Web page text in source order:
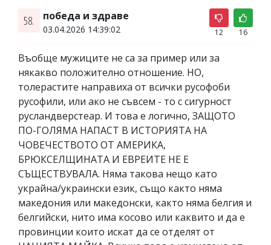
58. победа и здраве
03.04.2026 14:39:02 12 16
Въобще мужиците не са за пример или за
някакво положително отношение. НО,
толерастите направиха от всички русофоби
русофили, или ако не съвсем - то с сигурност
русландверстеар. И това е логично, ЗАЩОТО
ПО-ГОЛЯМА НАПАСТ В ИСТОРИЯТА НА
ЧОВЕЧЕСТВОТО ОТ АМЕРИКА,
БРЮКСЕЛЩИНАТА И ЕВРЕИТЕ НЕ Е
СЪЩЕСТВУВАЛА. Няма такова нещо като
украйна/украински език, също както няма
македония или македонски, както няма белгия и
белгийски, нито има косово или каквито и да е
провинции които искат да се отделят от